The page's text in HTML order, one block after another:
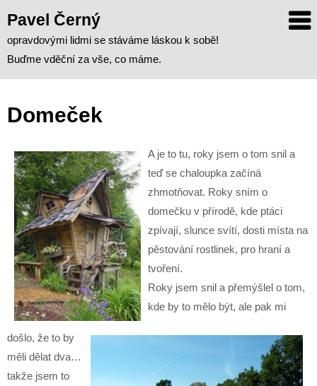
to
content
Pavel Černý
opravdovými lidmi se stáváme láskou k sobě!
Buďme vděční za vše, co máme.
Domeček
A je to tu, roky jsem o tom snil a
teď se chaloupka začíná
zhmotňovat. Roky sním o
domečku v přírodě, kde ptáci
zpívají, slunce svítí, dosti místa na
pěstování rostlinek, pro hraní a
tvoření.
Roky jsem snil a přemýšlel o tom,
kde by to mělo být, ale pak mi
došlo, že to by
měli dělat dva…
takže jsem to